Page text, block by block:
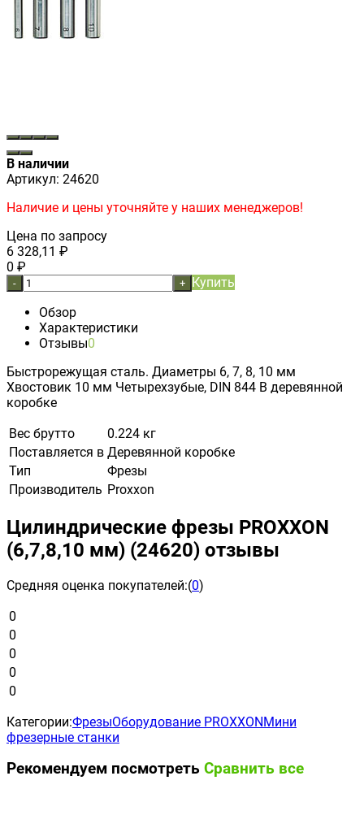
В наличии
Артикул: 24620
Наличие и цены уточняйте у наших менеджеров!
Цена по запросу
6 328,11 ₽
0 ₽
- + Купить
Обзор
Характеристики
Отзывы0
Быстрорежущая сталь. Диаметры 6, 7, 8, 10 мм
Хвостовик 10 мм Четырехзубые, DIN 844 В деревянной
коробке
Вес брутто
0.224 кг
Поставляется в Деревянной коробке
Тип
Фрезы
Производитель Proxxon
Цилиндрические фрезы PROXXON
(6,7,8,10 мм) (24620) отзывы
Средняя оценка покупателей:(0)
0
0
0
0
0
Категории:ФрезыОборудование PROXXONМини
фрезерные станки
Рекомендуем посмотреть Сравнить все